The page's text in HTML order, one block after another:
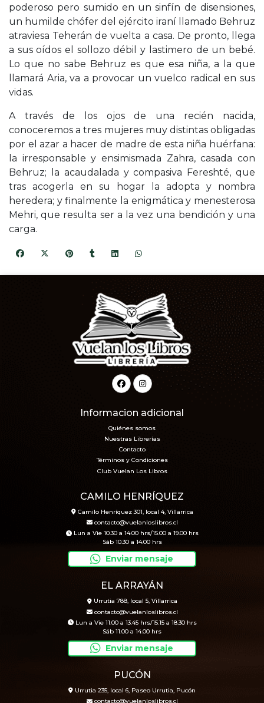
poderoso pero sumido en un sinfín de disensiones,
un humilde chófer del ejército iraní llamado Behruz
atraviesa Teherán de vuelta a casa. De pronto, llega
a sus oídos el sollozo débil y lastimero de un bebé.
Lo que no sabe Behruz es que esa niña, a la que
llamará Aria, va a provocar un vuelco radical en sus
vidas.
A través de los ojos de una recién nacida,
conoceremos a tres mujeres muy distintas obligadas
por el azar a hacer de madre de esta niña huérfana:
la irresponsable y ensimismada Zahra, casada con
Behruz; la acaudalada y compasiva Fereshté, que
tras acogerla en su hogar la adopta y nombra
heredera; y finalmente la enigmática y menesterosa
Mehri, que resulta ser a la vez una bendición y una
carga.
Informacion adicional
Quiénes somos
Nuestras Librerías
Contacto
Términos y Condiciones
Club Vuelan Los Libros
CAMILO HENRÍQUEZ
Camilo Henríquez 301, local 4, Villarrica
contacto@vuelanloslibros.cl
Lun a Vie 10.30 a 14.00 hrs/15.00 a 19.00 hrs
Sáb 10.30 a 14.00 hrs
Enviar mensaje
EL ARRAYÁN
Urrutia 788, local 5, Villarrica
contacto@vuelanloslibros.cl
Lun a Vie 11.00 a 13.45 hrs/15.15 a 18.30 hrs
Sáb 11.00 a 14.00 hrs
Enviar mensaje
PUCÓN
Urrutia 235, local 6, Paseo Urrutia, Pucón
contacto@vuelanloslibros.cl